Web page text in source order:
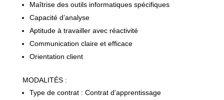
Maîtrise des outils informatiques spécifiques
Capacité d’analyse
Aptitude à travailler avec réactivité
Communication claire et efficace
Orientation client
MODALITÉS :
Type de contrat : Contrat d’apprentissage